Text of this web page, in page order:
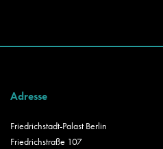
Adresse
Friedrichstadt-Palast Berlin
Friedrichstraße 107